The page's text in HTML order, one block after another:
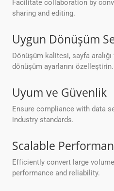
Facilitate collaboration by
sharing and editing.
Uygun Dönüşüm
Dönüşüm kalitesi, sayfa
dönüşüm ayarlarını özelleştirin.
Uyum ve Güvenlik
Ensure compliance with data
industry standards.
Scalable
Efficiently convert large
performance and reliability.